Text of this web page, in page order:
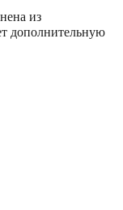
из
дополнительную